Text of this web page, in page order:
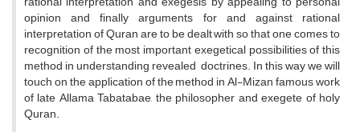
opinion and finally arguments for and against rational
interpretation of Quran are to be dealt with so that one comes to
recognition of the most important exegetical possibilities of this
method in understanding revealed doctrines. In this way we will
touch on the application of the method in Al-Mizan famous work
of late Allama Tabatabae, the philosopher and exegete of holy
Quran.